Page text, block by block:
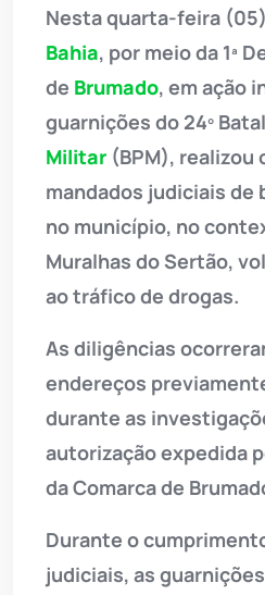
Nesta quarta-feira
Bahia, por meio da 1ª
de Brumado, em ação
guarnições do 24º
Militar (BPM), realizou
mandados judiciais de
no município, no
Muralhas do Sertão,
ao tráfico de drogas.
As diligências
endereços
durante as
autorização expedida
da Comarca de
Durante o
judiciais, as